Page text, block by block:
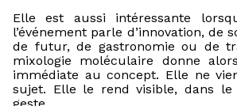
Elle est aussi intéressante
l’événement parle d’innovation, de
de futur, de gastronomie ou de
mixologie moléculaire donne
immédiate au concept. Elle ne
sujet. Elle le rend visible, dans